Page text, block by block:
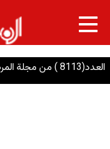
×مجلة المرصد التحليلية والتوثيقية